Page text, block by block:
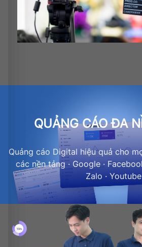
QUẢNG CÁO ĐA
Quảng cáo Digital hiệu quả cho
các nền tảng · Google ·
Zalo · Youtube